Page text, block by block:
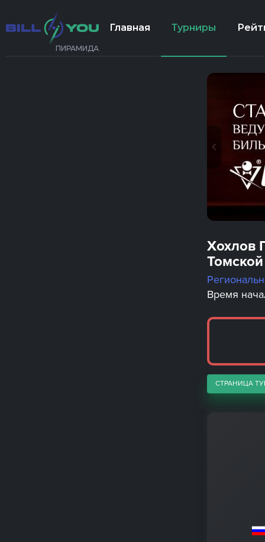
ПИРАМИДА
Главная Турниры
Хохлов
Время
СТРАНИЦА